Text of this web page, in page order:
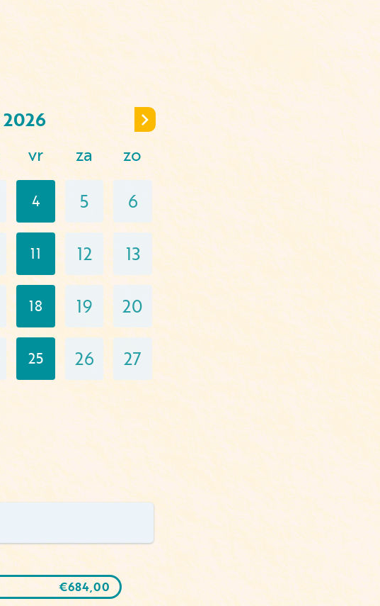
2026
vr za
zo
4 5 6
11 12 13
18 19 20
25 26 27
€684,00